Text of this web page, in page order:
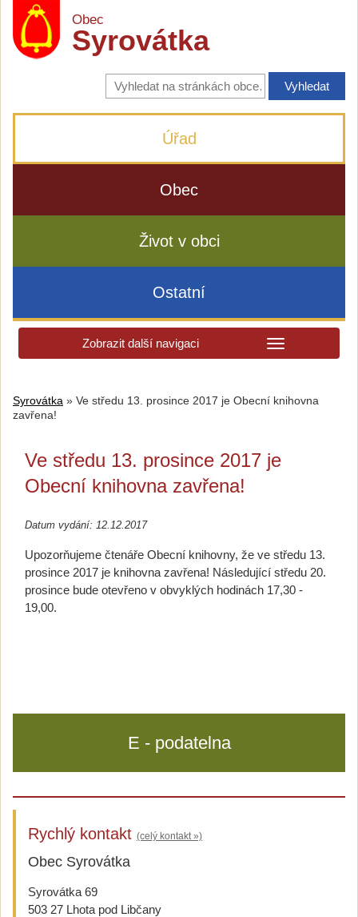
Obec
Syrovátka
Vyhledávání
na
stránkách
Úřad
Obec
Život v obci
Ostatní
Zobrazit další navigaci
Syrovátka » Ve středu 13. prosince 2017 je Obecní knihovna
zavřena!
Ve středu 13. prosince 2017 je
Obecní knihovna zavřena!
Datum vydání: 12.12.2017
Upozorňujeme čtenáře Obecní knihovny, že ve středu 13.
prosince 2017 je knihovna zavřena! Následující středu 20.
prosince bude otevřeno v obvyklých hodinách 17,30 -
19,00.
E - podatelna
Rychlý kontakt (celý kontakt »)
Obec Syrovátka
Syrovátka 69
503 27 Lhota pod Libčany